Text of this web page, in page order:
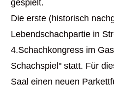
gespielt.
Die erste (historisch
Lebendschachpartie in
4.Schachkongress im
Schachspiel" statt. Für
Saal einen neuen